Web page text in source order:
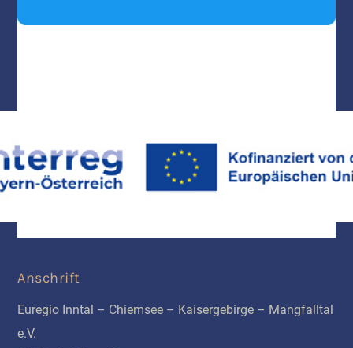
Anschrift
Euregio Inntal – Chiemsee – Kaisergebirge – Mangfalltal
e.V.